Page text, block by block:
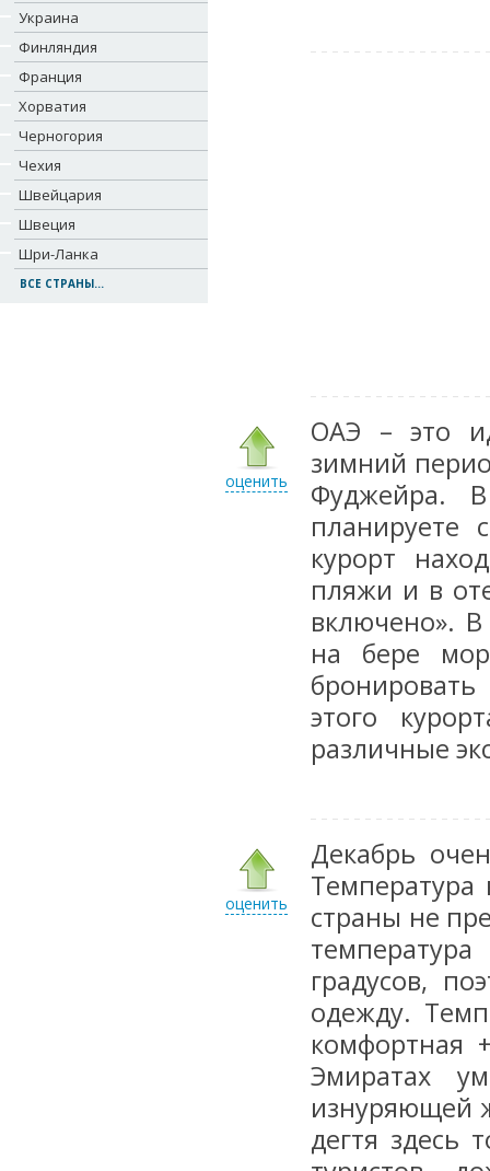
Украина
Финляндия
Франция
Хорватия
Черногория
Чехия
Швейцария
Швеция
Шри-Ланка
ВСЕ СТРАНЫ...
оценить
ОАЭ – это
зимний
Фуджейра.
планируете
курорт
пляжи и в
включено».
на бере
этого
различные
оценить
Декабрь
Температура
страны не
градусов,
одежду.
комфортная
Эмиратах
изнуряющей
дегтя здесь